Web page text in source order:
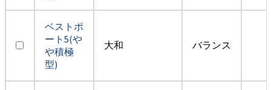
ベストポ
ート5(や
や積極
型)
大和 バランス